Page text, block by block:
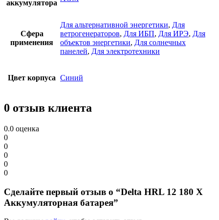
аккумулятора
Сфера
применения
Для альтернативной энергетики, Для
ветрогенераторов, Для ИБП, Для ИРЭ, Для
объектов энергетики, Для солнечных
панелей, Для электротехники
Цвет корпуса Синий
0 отзыв клиента
0.0 оценка
0
0
0
0
0
Сделайте первый отзыв о “Delta HRL 12 180 X
Аккумуляторная батарея”